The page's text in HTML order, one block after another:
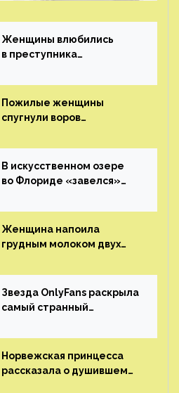
Женщины влюбились
в преступника
судью сохранить ему
жизнь
Пожилые женщины
спугнули воров
В искусственном озере
во Флориде «завелся»
Женщина напоила
грудным молоком двух
Звезда OnlyFans раскрыла
самый странный
от фаната
Норвежская принцесса
рассказала о душившем